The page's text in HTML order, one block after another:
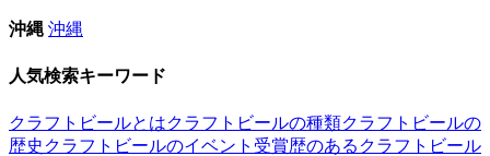
沖縄 沖縄
人気検索キーワード
クラフトビールとはクラフトビールの種類クラフトビールの
歴史 クラフトビールのイベント 受賞歴のあるクラフトビール